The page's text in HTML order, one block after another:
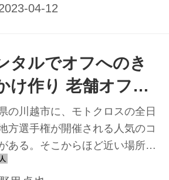
に開設。既存の物流拠点と連携
う。その狙いを同社の信濃孝喜
聞いた。
タルでオフへのき
け作り 老舗オフロ
車専門店が取り組み
の川越市に、モトクロスの全日
方選手権が開催される人気のコ
ある。そこからほど近い場所に
構えているのがモトショップ